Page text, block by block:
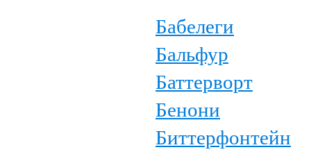
Бабелеги
Бальфур
Баттерворт
Бенони
Биттерфонтейн